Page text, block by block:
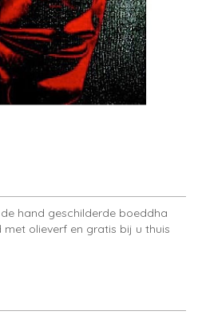
hand geschilderde boeddha
olieverf en gratis bij u thuis